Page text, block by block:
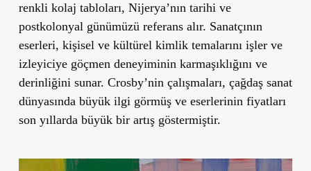
renkli kolaj tabloları, Nijerya’nın tarihi ve
postkolonyal günümüzü referans alır. Sanatçının
eserleri, kişisel ve kültürel kimlik temalarını işler ve
izleyiciye göçmen deneyiminin karmaşıklığını ve
derinliğini sunar. Crosby’nin çalışmaları, çağdaş sanat
dünyasında büyük ilgi görmüş ve eserlerinin fiyatları
son yıllarda büyük bir artış göstermiştir.